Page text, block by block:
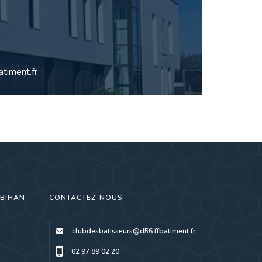
CONTACTEZ-NOUS
clubdesbatisseurs@d56.ffbatiment.fr
02 97 89 02 20